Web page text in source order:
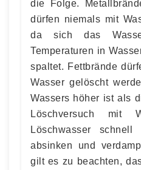
die Folge.
dürfen niemals mit
da sich das
Temperaturen in
spaltet. Fettbrände
Wasser gelöscht
Wassers höher ist als
Löschversuch mit
Löschwasser
absinken und
gilt es zu beachten,